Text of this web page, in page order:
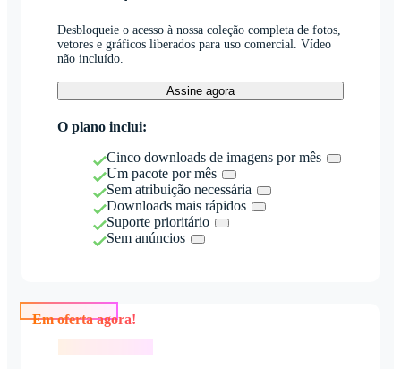
Desbloqueie o acesso à nossa coleção completa de fotos,
vetores e gráficos liberados para uso comercial. Vídeo
não incluído.
Assine agora
O plano inclui:
Cinco downloads de imagens por mês
Um pacote por mês
Sem atribuição necessária
Downloads mais rápidos
Suporte prioritário
Sem anúncios